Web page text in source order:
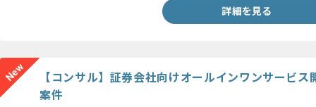
詳細を見る
New
【コンサル】証券会社向けオールインワンサービ
案件